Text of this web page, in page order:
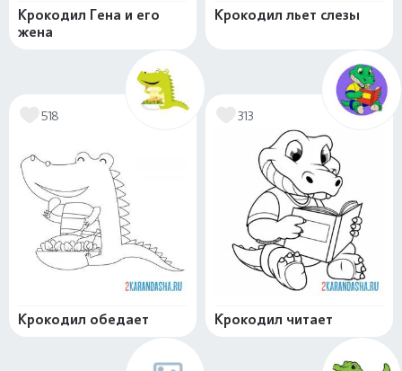
Крокодил Гена и его
жена
Крокодил льет слезы
518
Крокодил обедает
313
Крокодил читает